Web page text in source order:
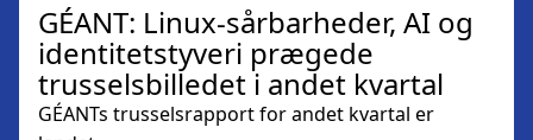
GÉANT: Linux-sårbarheder, AI og
identitetstyveri prægede
trusselsbilledet i andet kvartal
GÉANTs trusselsrapport for andet kvartal er